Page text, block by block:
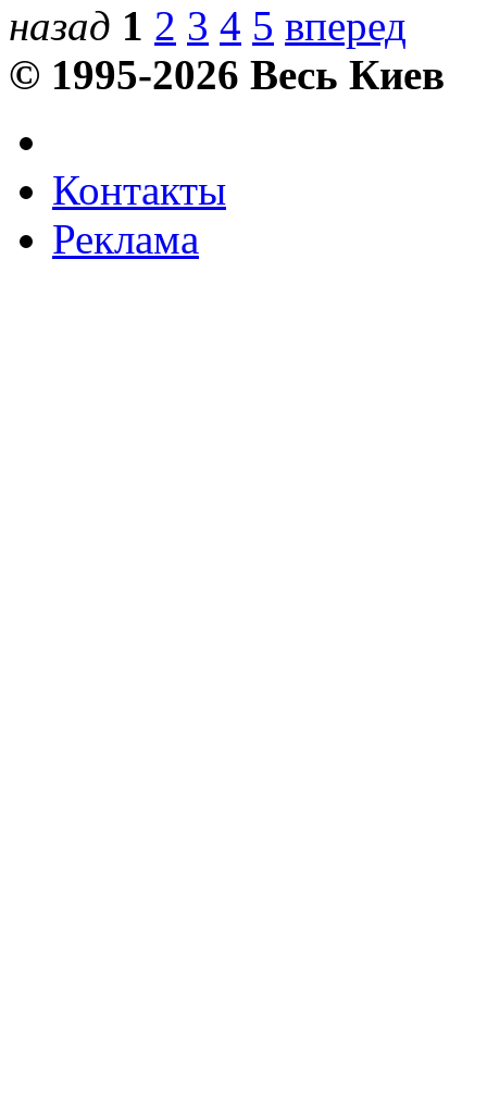
назад 1 2 3 4 5 вперед
© 1995-2026 Весь Киев
Контакты
Реклама